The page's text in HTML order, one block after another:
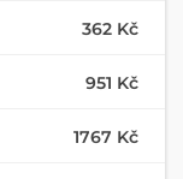
362 Kč
951 Kč
1767 Kč